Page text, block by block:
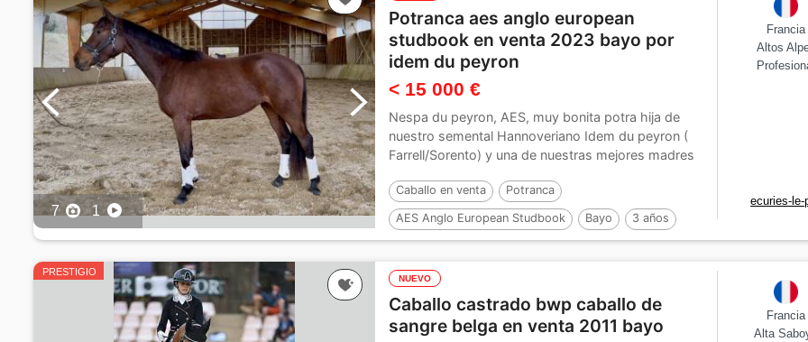
7 1
Potranca aes anglo european
studbook en venta 2023 bayo por
idem du peyron
< 15 000 €
Nespa du peyron, AES, muy bonita potra hija de
nuestro semental Hannoveriano Idem du peyron (
Farrell/Sorento) y una de nuestras mejores madres
Caballo en venta Potranca
AES Anglo European Studbook Bayo 3 años
165 cm Por :idem du peyron
Francia
Altos
ecuries-le-
PRESTIGIO
NUEVO
Caballo castrado bwp caballo de
sangre belga en venta 2011 bayo
Francia
Alta